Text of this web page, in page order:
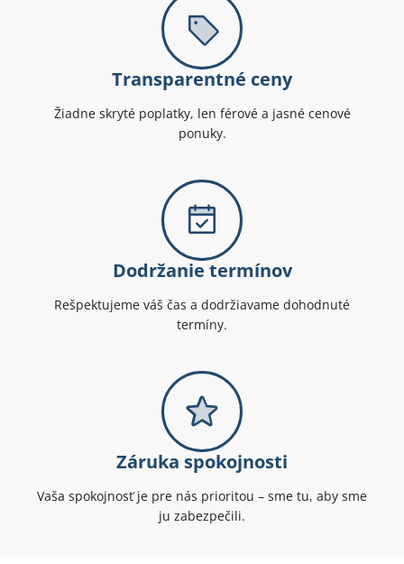
Transparentné ceny
Žiadne skryté poplatky, len férové a jasné cenové
ponuky.
Dodržanie termínov
Rešpektujeme váš čas a dodržiavame dohodnuté
termíny.
Záruka spokojnosti
Vaša spokojnosť je pre nás prioritou – sme tu, aby sme
ju zabezpečili.